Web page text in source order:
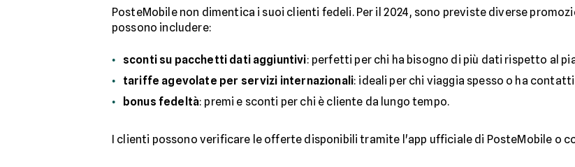
PosteMobile non dimentica i suoi clienti fedeli. Per il 2024, sono previste diverse
possono includere:
sconti su pacchetti dati aggiuntivi: perfetti per chi ha bisogno di più dati rispetto al
tariffe agevolate per servizi internazionali: ideali per chi viaggia spesso o ha
bonus fedeltà: premi e sconti per chi è cliente da lungo tempo.
I clienti possono verificare le offerte disponibili tramite l'app ufficiale di PosteMobile o